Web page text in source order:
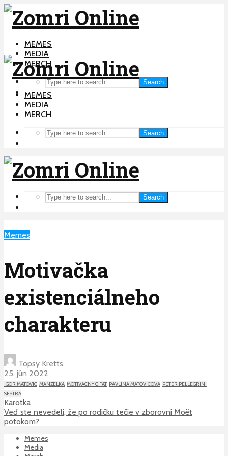
MEMES
MEDIA
MERCH
Search
MEMES
MEDIA
MERCH
Search
Search
Memes
Motivačka
existenciálneho
charakteru
Topsy Kretts
25. jún 2022
IGOR MATOVIC MANZELKA MOTIVACNY CITAT PAVLINA MATOVICOVA PETER PELLEGRINI
SESTRA
Karotka
Veď ste nevedeli, že po rodičku tečie v zborovni Moët
potokom?
Memes
Media